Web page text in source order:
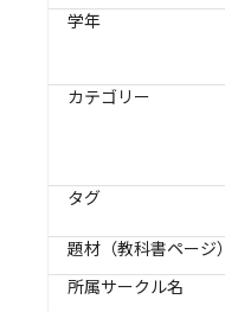
学年
カテゴリー
タグ
題材（教科書ページ）
所属サークル名